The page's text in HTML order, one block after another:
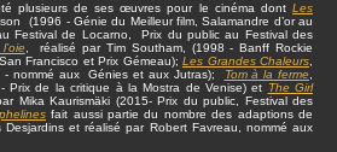
plusieurs de ses œuvres pour le cinéma dont Les
(1996 - Génie du Meilleur film, Salamandre d’or au
Festival de Locarno, Prix du public au Festival des
, réalisé par Tim Southam, (1998 - Banff Rockie
Francisco et Prix Gémeau); Les Grandes Chaleurs
- nommé aux Génies et aux Jutras);
Tom à la ferme
Prix de la critique à la Mostra de Venise) et The Girl
Mika Kaurismäki (2015- Prix du public, Festival des
fait aussi partie du nombre des adaptions de
et réalisé par Robert Favreau, nommé aux